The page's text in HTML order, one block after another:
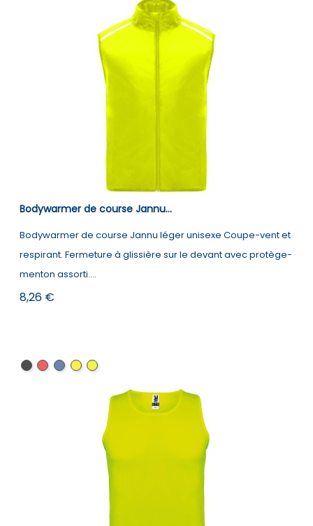
Bodywarmer de course Jannu...
Bodywarmer de course Jannu léger unisexe Coupe-vent et
respirant. Fermeture à glissière sur le devant avec protège-
menton assorti....
Prix
8,26 €
NoirRouge
BleuJaune
Fluor
Yellow